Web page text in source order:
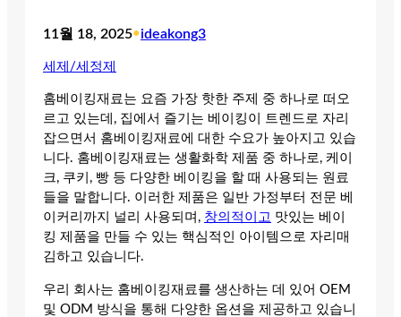
11월 18, 2025•ideakong3
세제/세정제
홈베이킹재료는 요즘 가장 핫한 주제 중 하나로 떠오
르고 있는데, 집에서 즐기는 베이킹이 트렌드로 자리
잡으면서 홈베이킹재료에 대한 수요가 높아지고 있습
니다. 홈베이킹재료는 생활화학 제품 중 하나로, 케이
크, 쿠키, 빵 등 다양한 베이킹을 할 때 사용되는 원료
들을 말합니다. 이러한 제품은 일반 가정부터 전문 베
이커리까지 널리 사용되며, 창의적이고 맛있는 베이
킹 제품을 만들 수 있는 핵심적인 아이템으로 자리매
김하고 있습니다.
우리 회사는 홈베이킹재료를 생산하는 데 있어 OEM
및 ODM 방식을 통해 다양한 옵션을 제공하고 있습니